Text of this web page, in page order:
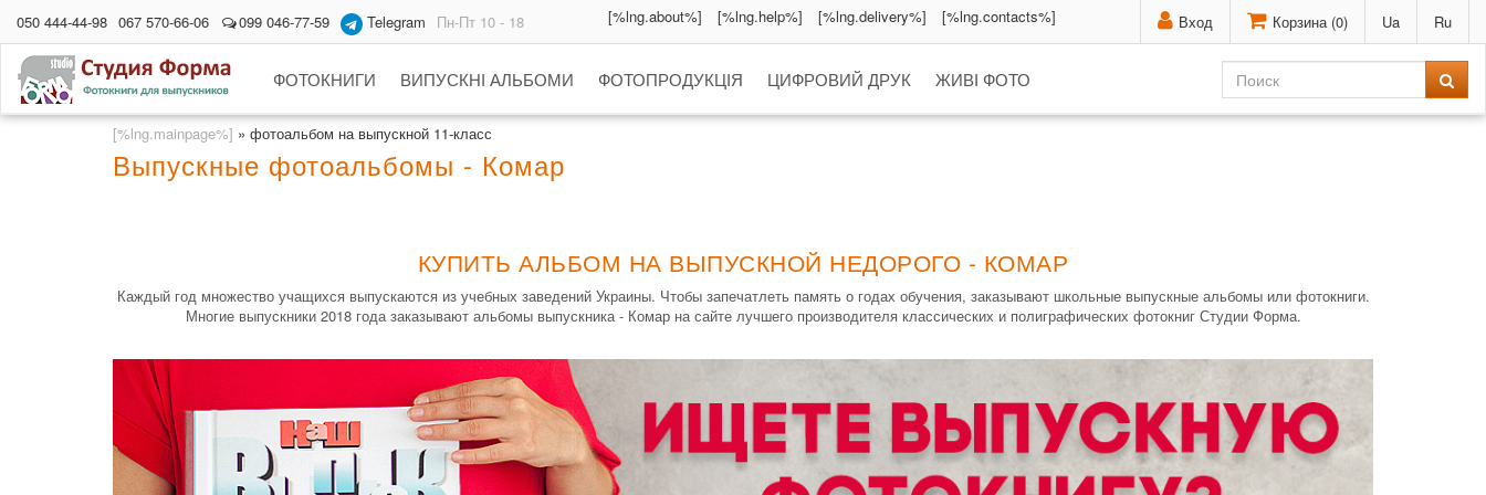
Вход Корзина (0) Ua Ru
050 444-44-98 067 570-66-06 099 046-77-59 Telegram Пн-Пт 10 - 18 [%lng.about%] [%lng.help%] [%lng.delivery%] [%lng.contacts%]
ФОТОКНИГИ ВИПУСКНІ АЛЬБОМИ ФОТОПРОДУКЦІЯ ЦИФРОВИЙ ДРУК ЖИВІ ФОТО
[%lng.mainpage%] » фотоальбом на выпускной 11-класс
Выпускные фотоальбомы - Комар
КУПИТЬ АЛЬБОМ НА ВЫПУСКНОЙ НЕДОРОГО - КОМАР
Каждый год множество учащихся выпускаются из учебных заведений Украины. Чтобы запечатлеть память о годах обучения, заказывают школьные выпускные альбомы или фотокниги.
Многие выпускники 2018 года заказывают альбомы выпускника - Комар на сайте лучшего производителя классических и полиграфических фотокниг Студии Форма.